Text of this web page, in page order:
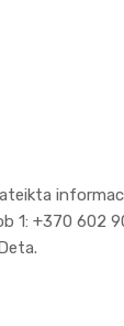
1: +370 602